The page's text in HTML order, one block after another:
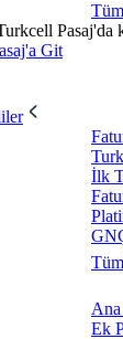
Pasaj'da
Git
İlk
Ek